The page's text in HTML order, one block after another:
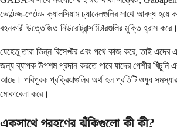
ভোল্টেজ-গেটেড ক্যালসিয়াম চ্যানেলগুলির সাথে আবদ্ধ হয়ে
বহনকারী উত্তেজিত নিউরোট্রান্সমিটারগুলির মুক্তি হ্রাস করে।
যেহেতু তারা ভিন্ন রিসেপ্টর এবং পথে কাজ করে, তাই
জন্য ব্যাপক উপশম প্রদান করতে পারে যাদের পেশীর খিঁচুনি
আছে। পরিপূরক প্রক্রিয়াগুলির অর্থ হল প্রতিটি ওষুধ
মোকাবেলা করে।
একসাথে গ্রহণের ঝুঁকিগুলো কী কী?